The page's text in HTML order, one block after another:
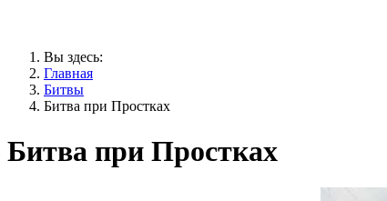
Вы здесь:
Главная
Битвы
Битва при Простках
Битва при Простках